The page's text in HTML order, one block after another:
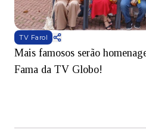
TV Farol
Mais famosos serão
Fama da TV Globo!